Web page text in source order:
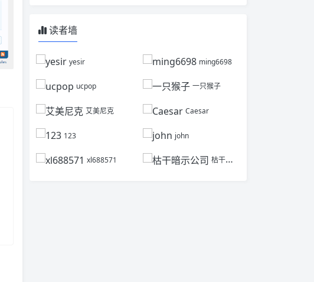
读者墙
yesir ming6698
ucpop 一只猴子
艾美尼克 Caesar
123 john
xl688571 枯干暗示公司